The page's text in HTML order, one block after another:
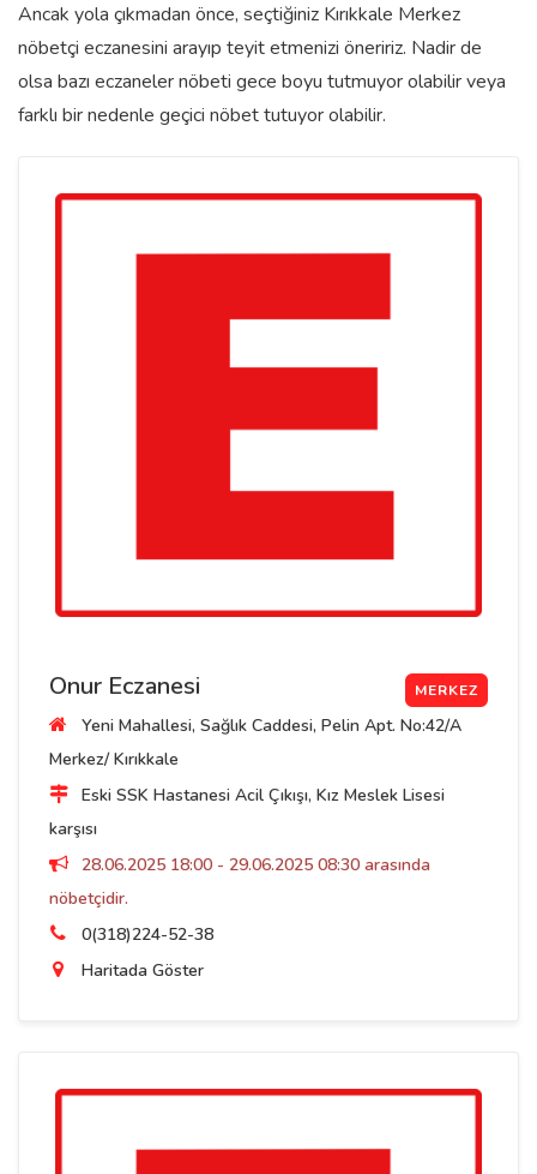
Ancak yola çıkmadan önce, seçtiğiniz Kırıkkale Merkez
nöbetçi eczanesini arayıp teyit etmenizi öneririz. Nadir de
olsa bazı eczaneler nöbeti gece boyu tutmuyor olabilir veya
farklı bir nedenle geçici nöbet tutuyor olabilir.
Onur Eczanesi MERKEZ
Yeni Mahallesi, Sağlık Caddesi, Pelin Apt. No:42/A
Merkez/ Kırıkkale
Eski SSK Hastanesi Acil Çıkışı, Kız Meslek Lisesi
karşısı
28.06.2025 18:00 - 29.06.2025 08:30 arasında
nöbetçidir.
0(318)224-52-38
Haritada Göster